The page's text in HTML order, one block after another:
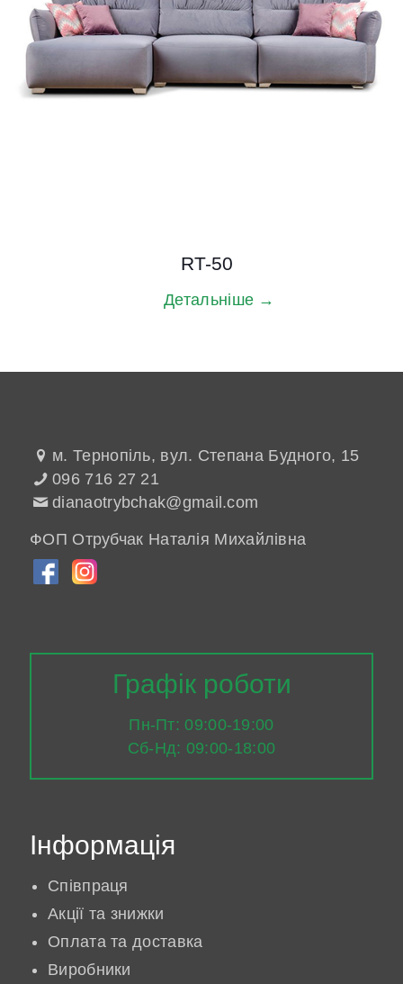
RT-50
Детальніше →
м. Тернопіль, вул. Степана Будного, 15
096 716 27 21
dianaotrybchak@gmail.com
ФОП Отрубчак Наталія Михайлівна
Графік роботи
Пн-Пт: 09:00-19:00
Сб-Нд: 09:00-18:00
Інформація
Співпраця
Акції та знижки
Оплата та доставка
Виробники